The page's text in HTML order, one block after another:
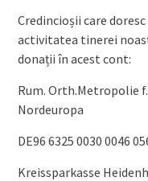
Credincioșii care
activitatea tinerei
donații în acest cont:
Rum. Orth.Metropolie
Nordeuropa
DE96 6325 0030 0046
Kreissparkasse